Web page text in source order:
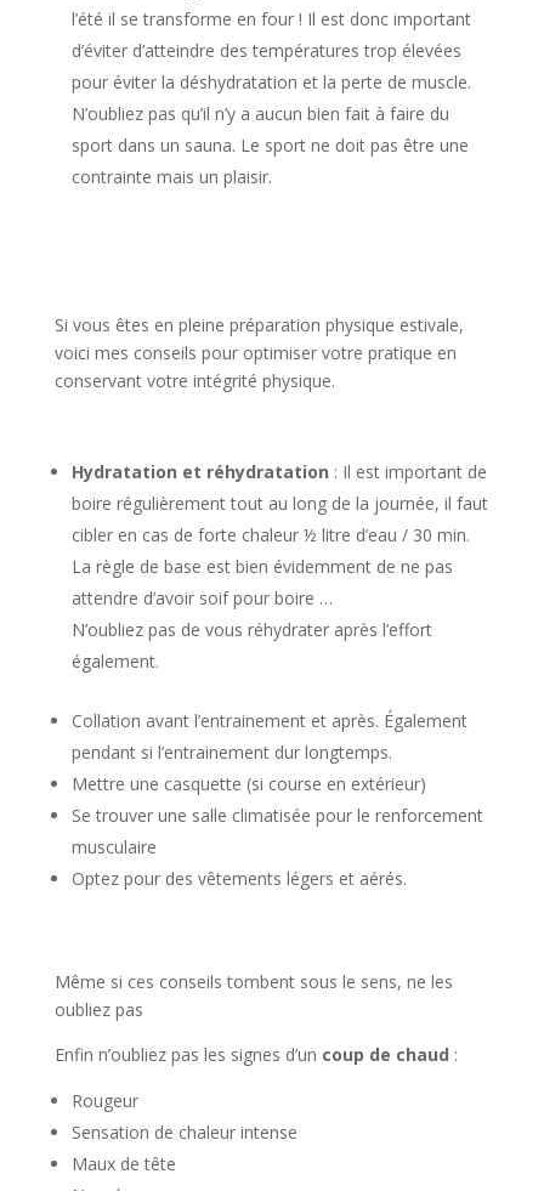
l’été il se transforme en four ! Il est donc important
d’éviter d’atteindre des températures trop élevées
pour éviter la déshydratation et la perte de muscle.
N’oubliez pas qu’il n’y a aucun bien fait à faire du
sport dans un sauna. Le sport ne doit pas être une
contrainte mais un plaisir.
Si vous êtes en pleine préparation physique estivale,
voici mes conseils pour optimiser votre pratique en
conservant votre intégrité physique.
Hydratation et réhydratation : Il est important de
boire régulièrement tout au long de la journée, il faut
cibler en cas de forte chaleur ½ litre d’eau / 30 min.
La règle de base est bien évidemment de ne pas
attendre d’avoir soif pour boire …
N’oubliez pas de vous réhydrater après l’effort
également.
Collation avant l’entrainement et après. Également
pendant si l’entrainement dur longtemps.
Mettre une casquette (si course en extérieur)
Se trouver une salle climatisée pour le renforcement
musculaire
Optez pour des vêtements légers et aérés.
Même si ces conseils tombent sous le sens, ne les
oubliez pas
Enfin n’oubliez pas les signes d’un coup de chaud :
Rougeur
Sensation de chaleur intense
Maux de tête